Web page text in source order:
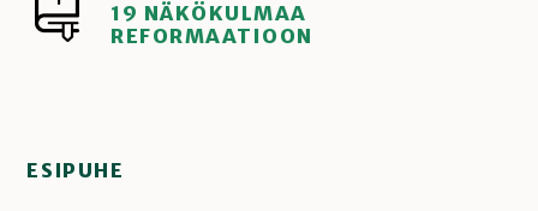
19 NÄKÖKULMAA
REFORMAATIOON
ESIPUHE